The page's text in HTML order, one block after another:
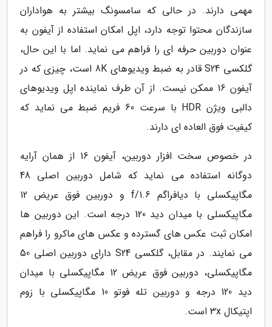
مهمی دارند. در حالی که سامسونگ بیشتر به هواداران
سازندگان محتوا توجه دارد، اپل امکان استفاده از آیفون به
عنوان دوربین حرفه ای را فراهم می نماید. اما با این حال،
گلکسی S24 قادر به ضبط ویدیوهای 8K است، چیزی که در
آیفون 16 ممکن نیست. از آن طرف نماینده اپل ویدیوهای
دالبی ویژن HDR با سرعت 60 فریم ضبط می نماید که
کیفیت فوق العاده ای دارند.
در خصوص سخت افزار دوربین، آیفون 16 از همان آرایه
دوگانه استفاده می نماید که شامل دوربین اصلی 48
مگاپیکسلی با دیافراگم f/1.6 و دوربین فوق عریض 12
مگاپیکسلی با میدان دید 120 درجه است. این دوربین ها
امکان ثبت عکس های گسترده و عکس های ماکرو را فراهم
می نمایند. در مقابل، گلکسی S24 دارای دوربین اصلی 50
مگاپیکسلی، دوربین فوق عریض 12 مگاپیکسلی با میدان
دید 120 درجه و دوربین تله فوتو 10 مگاپیکسلی با زوم
اپتیکال 3x است.